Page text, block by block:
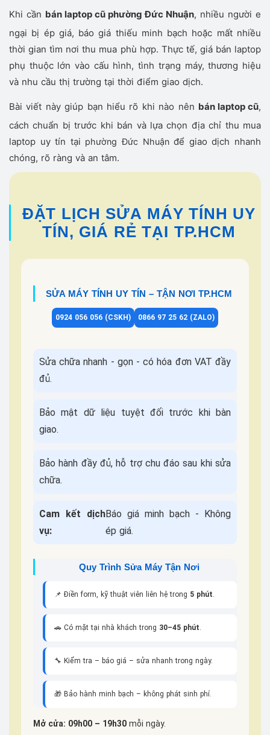
Khi cần bán laptop cũ phường Đức Nhuận, nhiều người e
ngại bị ép giá, báo giá thiếu minh bạch hoặc mất nhiều
thời gian tìm nơi thu mua phù hợp. Thực tế, giá bán laptop
phụ thuộc lớn vào cấu hình, tình trạng máy, thương hiệu
và nhu cầu thị trường tại thời điểm giao dịch.
Bài viết này giúp bạn hiểu rõ khi nào nên bán laptop cũ,
cách chuẩn bị trước khi bán và lựa chọn địa chỉ thu mua
laptop uy tín tại phường Đức Nhuậnđể giao dịch nhanh
chóng, rõ ràng và an tâm.
ĐẶT LỊCH SỬA MÁY TÍNH UY
TÍN, GIÁ RẺ TẠI TP.HCM
SỬA MÁY TÍNH UY TÍN – TẬN NƠI TP.HCM
0924 056 056 (CSKH) 0866 97 25 62 (ZALO)
Sửa chữa nhanh - gọn - có hóa đơn VAT đầy
đủ.
Bảo mật dữ liệu tuyệt đối trước khi bàn
giao.
Bảo hành đầy đủ, hỗ trợ chu đáo sau khi sửa
chữa.
Cam kết dịch
vụ:
Báo giá minh bạch - Không
ép giá.
Quy Trình Sửa Máy Tận Nơi
📌 Điền form, kỹ thuật viên liên hệ trong 5 phút.
🚗 Có mặt tại nhà khách trong 30–45 phút.
🔧 Kiểm tra – báo giá – sửa nhanh trong ngày.
🎁 Bảo hành minh bạch – không phát sinh phí.
Mở cửa: 09h00 – 19h30 mỗi ngày.